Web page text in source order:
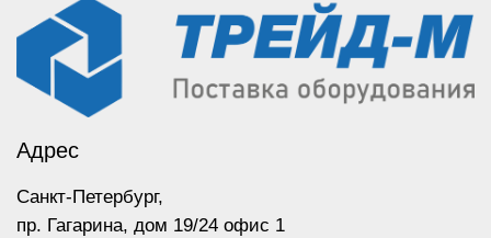
Адрес
Санкт-Петербург,
пр. Гагарина, дом 19/24 офис 1